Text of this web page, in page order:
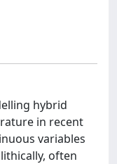
hybrid
in recent
variables
often